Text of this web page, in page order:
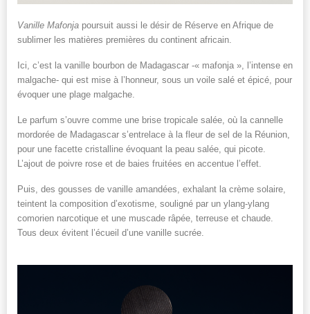
Vanille Mafonja poursuit aussi le désir de Réserve en Afrique de
sublimer les matières premières du continent africain.
Ici, c’est la vanille bourbon de Madagascar -« mafonja », l’intense en
malgache- qui est mise à l’honneur, sous un voile salé et épicé, pour
évoquer une plage malgache.
Le parfum s’ouvre comme une brise tropicale salée, où la cannelle
mordorée de Madagascar s’entrelace à la fleur de sel de la Réunion,
pour une facette cristalline évoquant la peau salée, qui picote.
L’ajout de poivre rose et de baies fruitées en accentue l’effet.
Puis, des gousses de vanille amandées, exhalant la crème solaire,
teintent la composition d’exotisme, souligné par un ylang-ylang
comorien narcotique et une muscade râpée, terreuse et chaude.
Tous deux évitent l’écueil d’une vanille sucrée.